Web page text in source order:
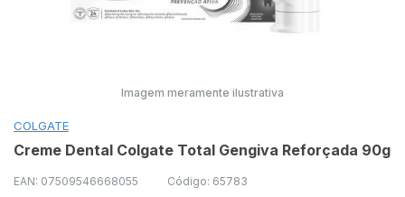
Imagem meramente ilustrativa
COLGATE
Creme Dental Colgate Total Gengiva Reforçada 90g
EAN: 07509546668055 Código: 65783